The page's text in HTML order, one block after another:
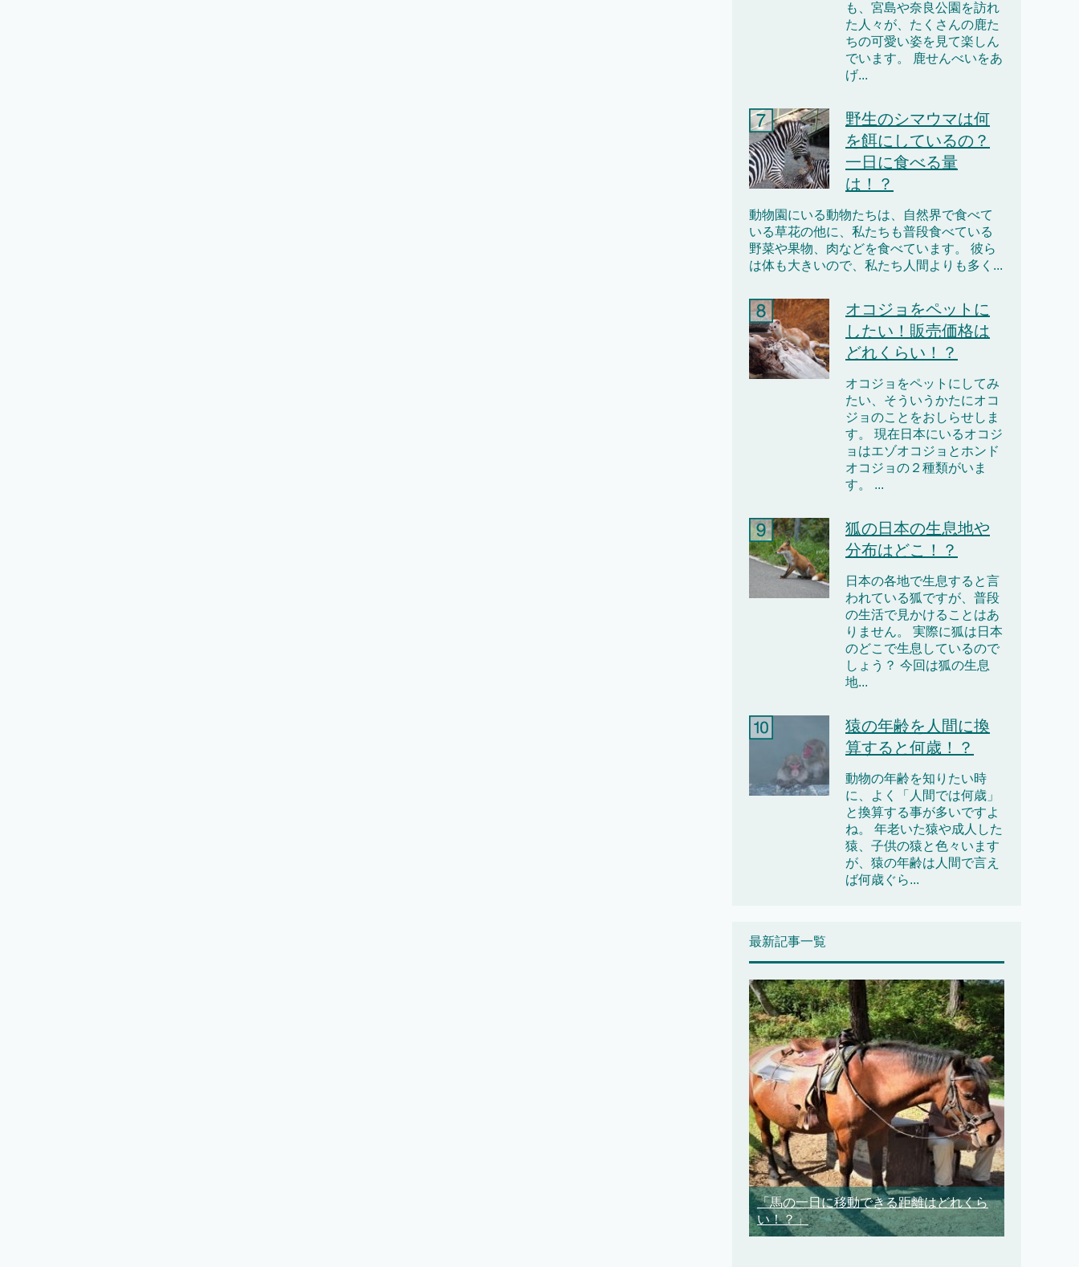
も、宮島や奈良公園を訪れ
た人々が、たくさんの鹿た
ちの可愛い姿を見て楽しん
でいます。 鹿せんべいをあ
げ...
野生のシマウマは何
を餌にしているの？
一日に食べる量
は！？
動物園にいる動物たちは、自然界で食べて
いる草花の他に、私たちも普段食べている
野菜や果物、肉などを食べています。 彼ら
は体も大きいので、私たち人間よりも多く...
オコジョをペットに
したい！販売価格は
どれくらい！？
オコジョをペットにしてみ
たい、そういうかたにオコ
ジョのことをおしらせしま
す。 現在日本にいるオコジ
ョはエゾオコジョとホンド
オコジョの２種類がいま
す。 ...
狐の日本の生息地や
分布はどこ！？
日本の各地で生息すると言
われている狐ですが、普段
の生活で見かけることはあ
りません。 実際に狐は日本
のどこで生息しているので
しょう？ 今回は狐の生息
地...
猿の年齢を人間に換
算すると何歳！？
動物の年齢を知りたい時
に、よく「人間では何歳」
と換算する事が多いですよ
ね。 年老いた猿や成人した
猿、子供の猿と色々います
が、猿の年齢は人間で言え
ば何歳ぐら...
最新記事一覧
「馬の一日に移動できる距離はどれくら
い！？」